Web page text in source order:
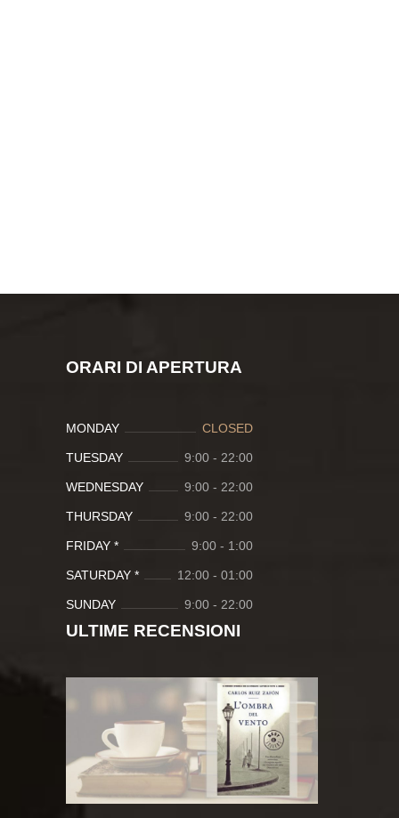
ORARI DI APERTURA
MONDAY CLOSED
TUESDAY 9:00 - 22:00
WEDNESDAY 9:00 - 22:00
THURSDAY 9:00 - 22:00
FRIDAY * 9:00 - 1:00
SATURDAY * 12:00 - 01:00
SUNDAY 9:00 - 22:00
ULTIME RECENSIONI